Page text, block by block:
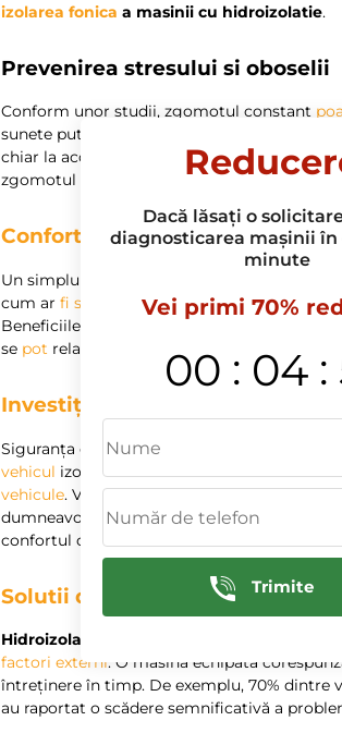
izolarea fonica a masinii cu hidroizolatie.
Prevenirea stresului si oboselii
Conform unor studii, zgomotul constant
sunete puternice sau neplăcute pătrund în
chiar la accidente. Este o statistică
zgomotul excesiv poate contribui la această
Confort sporitîntimpul
Un simplu detaliu, cum
cum arfi să ascultați muzica preferată sau
Beneficiile nu se opresc doar la plăcerea
se pot relaxa nu
Investiție în siguranță
Siguranța este de asemenea un motiv
vehicul izolat fonic permite o audieremai
vehicule. Vestea bună e că, laanvelopele.md
dumneavoastră. Echipanoastrăde
confortul cât și siguranța.
Solutii durabile si eficiente
Hidroizolatia
nu doar că îmbunătățește
factori externi. O masină echipată
întreținere în timp. De exemplu, 70% dintre
au raportat o scădere semnificativă a
Dacă lăsați o
diagnosticarea mașinii în
minute
Vei primi 70%
00 : 04 :
Trimite